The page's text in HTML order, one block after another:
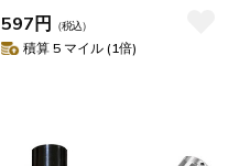
597円 （税込）
積算 5 マイル (1倍)